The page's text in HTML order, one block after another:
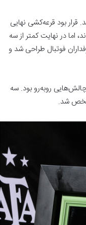
قرار بود قرعه‌کشی نهایی
که به هر ۱۸ سؤال، پاسخ صحیح داده‌اند، اما در نهایت کمتر از سه
فوتبال طراحی شد و
سوم با چالش‌هایی روبه‌رو بود. سه